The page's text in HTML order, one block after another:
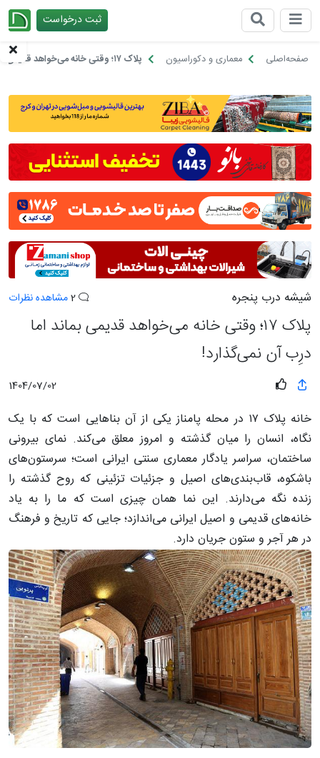
ثبت درخواست
صفحه‌اصلی معماری و دکوراسیون پلاک ۱۷؛ وقتی خانه می‌خواهد قدیمی بماند اما درِب آن نمی‌گذارد!
شیشه درب پنجره مشاهده نظرات
پلاک ۱۷؛ وقتی خانه می‌خواهد قدیمی بماند اما
درِب آن نمی‌گذارد!
1404/07/02
خانه پلاک ۱۷ در محله پامناز یکی از آن بناهایی است که با یک
نگاه، انسان را میان گذشته و امروز معلق می‌کند. نمای بیرونی
ساختمان، سراسر یادگار معماری سنتی ایرانی است؛ سرستون‌های
باشکوه، قاب‌بندی‌های اصیل و جزئیات تزئینی که روح گذشته را
زنده نگه می‌دارند. این نما همان چیزی است که ما را به یاد
خانه‌های قدیمی و اصیل ایرانی می‌اندازد؛ جایی که تاریخ و فرهنگ
در هر آجر و ستون جریان دارد.